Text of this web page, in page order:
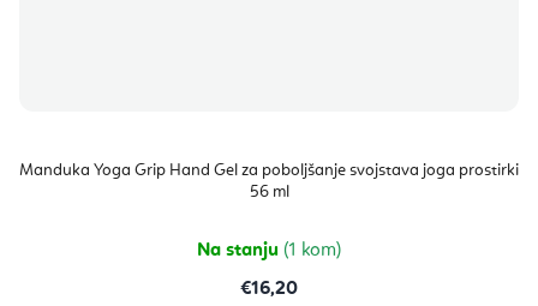
Manduka Yoga Grip Hand Gel za poboljšanje svojstava joga prostirki
56 ml
Na stanju (1 kom)
€16,20